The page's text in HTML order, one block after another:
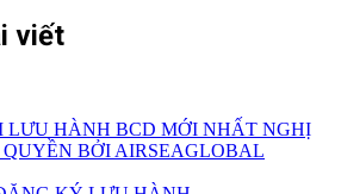
viết
HÀNH BCD MỚI NHẤT NGHỊ
BỞI AIRSEAGLOBAL